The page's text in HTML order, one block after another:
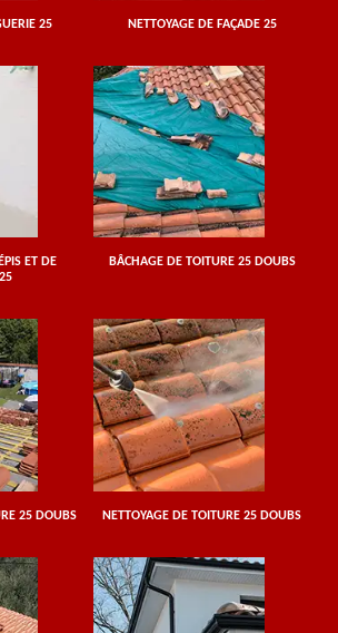
25 NETTOYAGE DE FAÇADE 25
ET DE
BÂCHAGE DE TOITURE 25 DOUBS
25 DOUBS NETTOYAGE DE TOITURE 25 DOUBS